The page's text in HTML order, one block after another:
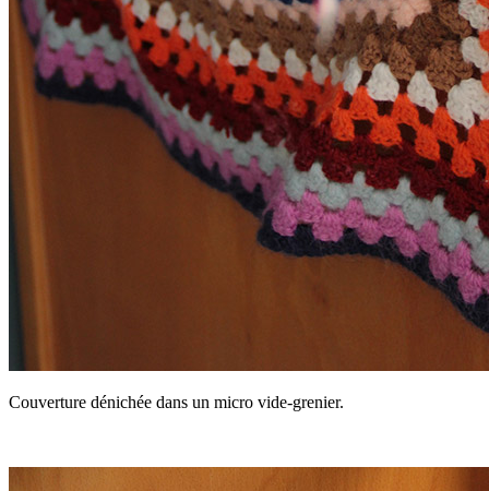
Couverture dénichée dans un micro vide-grenier.